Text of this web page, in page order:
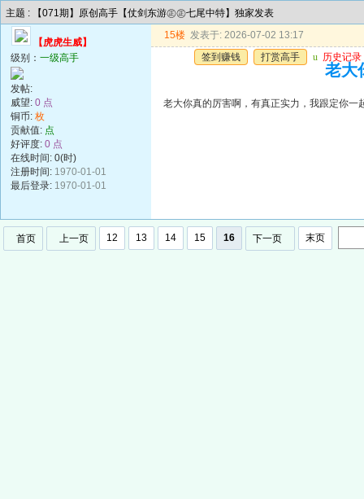
主题 : 【071期】原创高手【仗剑东游㊣㊣七尾中特】独家发表
【虎虎生威】
级别： 一级高手
发帖:
威望: 0 点
铜币: 枚
贡献值: 点
好评度: 0 点
在线时间: 0(时)
注册时间: 1970-01-01
最后登录: 1970-01-01
15楼 发表于: 2026-07-02 13:17
签到赚钱
打赏高手 u 历史记录
老大
老大你真的厉害啊，有真正实力，我跟定你一
首页 上一页 12 13 14 15 16 下一页 末页